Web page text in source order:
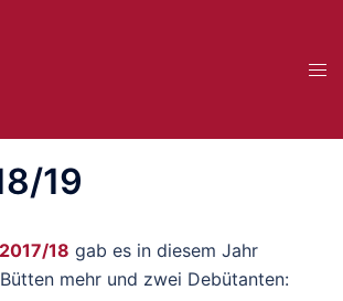
19
2017/18 gab es in diesem Jahr
mehr und zwei Debütanten: